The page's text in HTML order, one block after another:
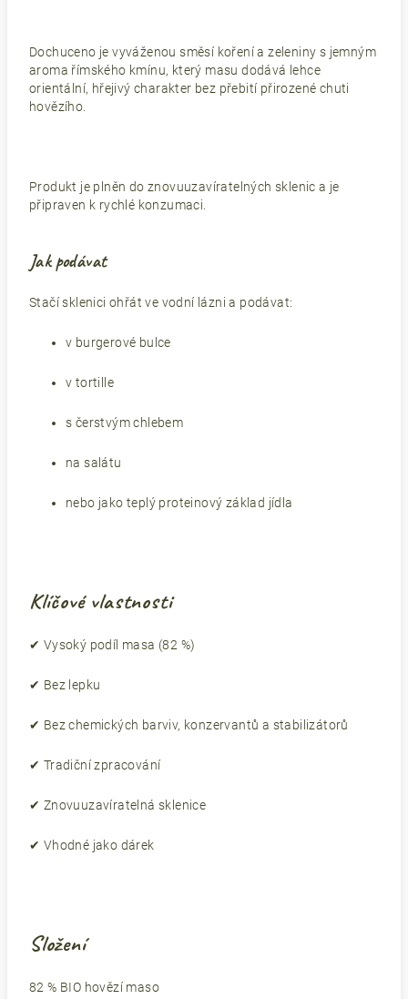
Dochuceno je vyváženou směsí koření a zeleniny s jemným
aroma římského kmínu, který masu dodává lehce
orientální, hřejivý charakter bez přebití přirozené chuti
hovězího.
Produkt je plněn do znovuuzavíratelných sklenic a je
připraven k rychlé konzumaci.
Jak podávat
Stačí sklenici ohřát ve vodní lázni a podávat:
v burgerové bulce
v tortille
s čerstvým chlebem
na salátu
nebo jako teplý proteinový základ jídla
Klíčové vlastnosti
✔ Vysoký podíl masa (82 %)
✔ Bez lepku
✔ Bez chemických barviv, konzervantů a stabilizátorů
✔ Tradiční zpracování
✔ Znovuuzavíratelná sklenice
✔ Vhodné jako dárek
Složení
82 % BIO hovězí maso